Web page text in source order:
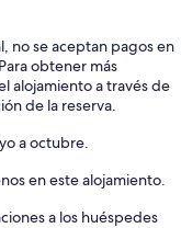
no se aceptan pagos en
obtener más
alojamiento a través de
de la reserva.
a octubre.
en este alojamiento.
a los huéspedes